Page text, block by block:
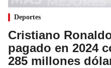
Deportes
Cristiano
pagado en 2024
285 millones